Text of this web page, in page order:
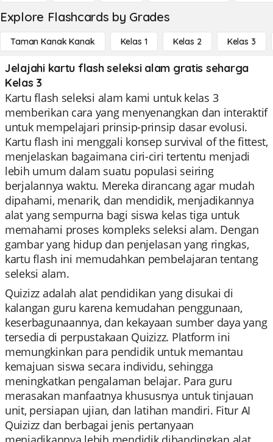
Explore Flashcards by Grades
Taman Kanak Kanak Kelas 1 Kelas 2 Kelas 3
Jelajahi kartu flash seleksi alam gratis seharga
Kelas 3
Kartu flash seleksi alam kami untuk kelas 3
memberikan cara yang menyenangkan dan interaktif
untuk mempelajari prinsip-prinsip dasar evolusi.
Kartu flash ini menggali konsep survival of the fittest,
menjelaskan bagaimana ciri-ciri tertentu menjadi
lebih umum dalam suatu populasi seiring
berjalannya waktu. Mereka dirancang agar mudah
dipahami, menarik, dan mendidik, menjadikannya
alat yang sempurna bagi siswa kelas tiga untuk
memahami proses kompleks seleksi alam. Dengan
gambar yang hidup dan penjelasan yang ringkas,
kartu flash ini memudahkan pembelajaran tentang
seleksi alam.
Quizizz adalah alat pendidikan yang disukai di
kalangan guru karena kemudahan penggunaan,
keserbagunaannya, dan kekayaan sumber daya yang
tersedia di perpustakaan Quizizz. Platform ini
memungkinkan para pendidik untuk memantau
kemajuan siswa secara individu, sehingga
meningkatkan pengalaman belajar. Para guru
merasakan manfaatnya khususnya untuk tinjauan
unit, persiapan ujian, dan latihan mandiri. Fitur AI
Quizizz dan berbagai jenis pertanyaan